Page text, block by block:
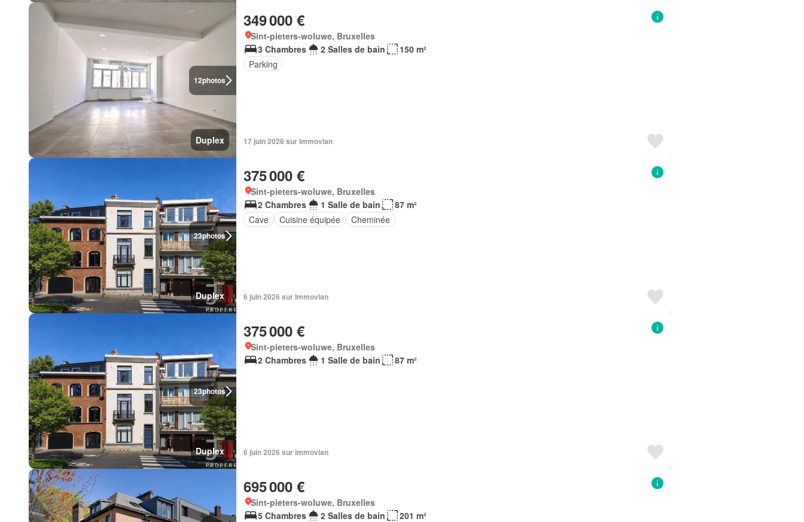
12photos
Duplex
349 000 €
Sint-pieters-woluwe, Bruxelles
3 Chambres
2 Salles de bain
150 m²
Parking
17 juin 2026 sur immovlan
23photos
Duplex
375 000 €
Sint-pieters-woluwe, Bruxelles
2 Chambres
1 Salle de bain
87 m²
Cave
Cuisine équipée Cheminée
6 juin 2026 sur Immovlan
23photos
Duplex
375 000 €
Sint-pieters-woluwe, Bruxelles
2 Chambres
1 Salle de bain 87 m²
6 juin 2026 sur immovlan
695 000 €
Sint-pieters-woluwe, Bruxelles
5 Chambres
2 Salles de bain
201 m²